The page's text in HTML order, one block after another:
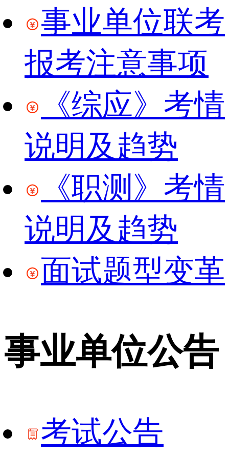
事业单位联考
报考注意事项
《综应》考情
说明及趋势
《职测》考情
说明及趋势
面试题型变革
事业单位公告
考试公告